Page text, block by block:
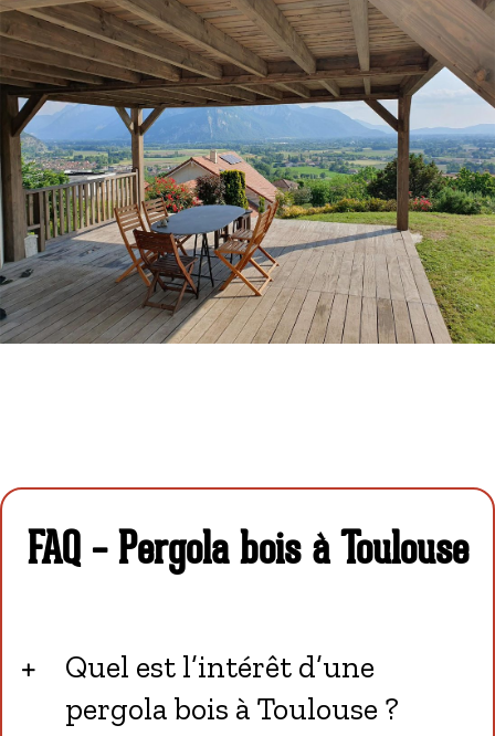
FAQ – Pergola bois à Toulouse
Quel est l’intérêt d’une
pergola bois à Toulouse ?